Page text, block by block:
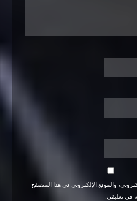
والموقع الإلكتروني في هذا المتصفح
في تعليقي.